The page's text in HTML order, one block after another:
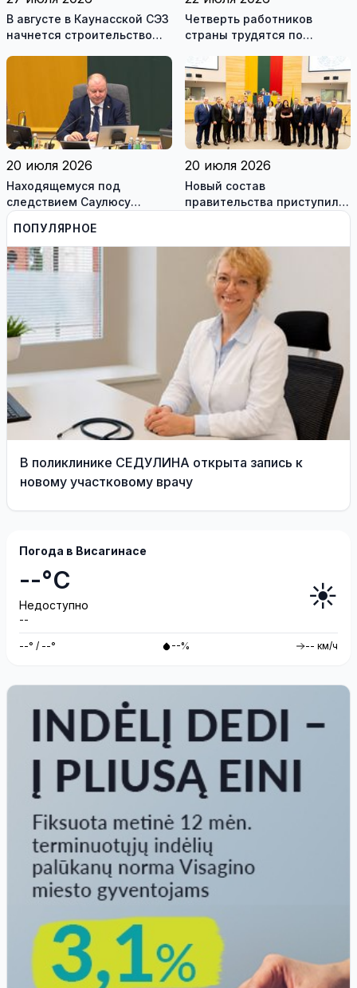
В августе в Каунасской СЭЗ
начнется строительство
Четверть работников
страны трудятся по
это выгодно и
сотрудникам, и
работодателям
20 июля 2026
Находящемуся под
следствием Саулюсу
Сквернялису временно
разрешили выехать за
границу
20 июля 2026
Новый состав
правительства приступил к
ПОПУЛЯРНОЕ
В поликлинике СЕДУЛИНА открыта запись к
новому участковому врачу
Погода в Висагинасе
--°C
Недоступно
--
☀️
--° / --° --% -- км/ч